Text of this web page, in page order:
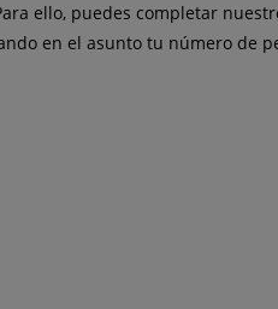
ello, puedes completar
en el asunto tu número de